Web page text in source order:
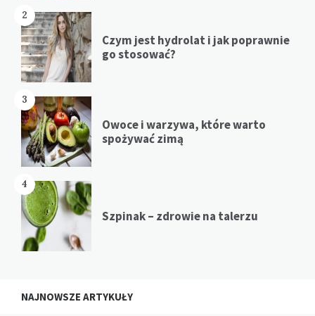
2
Czym jest hydrolat i jak poprawnie
go stosować?
3
Owoce i warzywa, które warto
spożywać zimą
4
Szpinak – zdrowie na talerzu
NAJNOWSZE ARTYKUŁY